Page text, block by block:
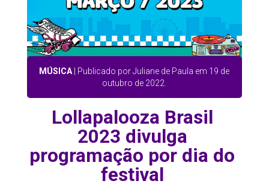
MÚSICA | Publicado por Juliane de Paula em 19 de
outubro de 2022.
Lollapalooza Brasil
2023 divulga
programação por dia do
festival